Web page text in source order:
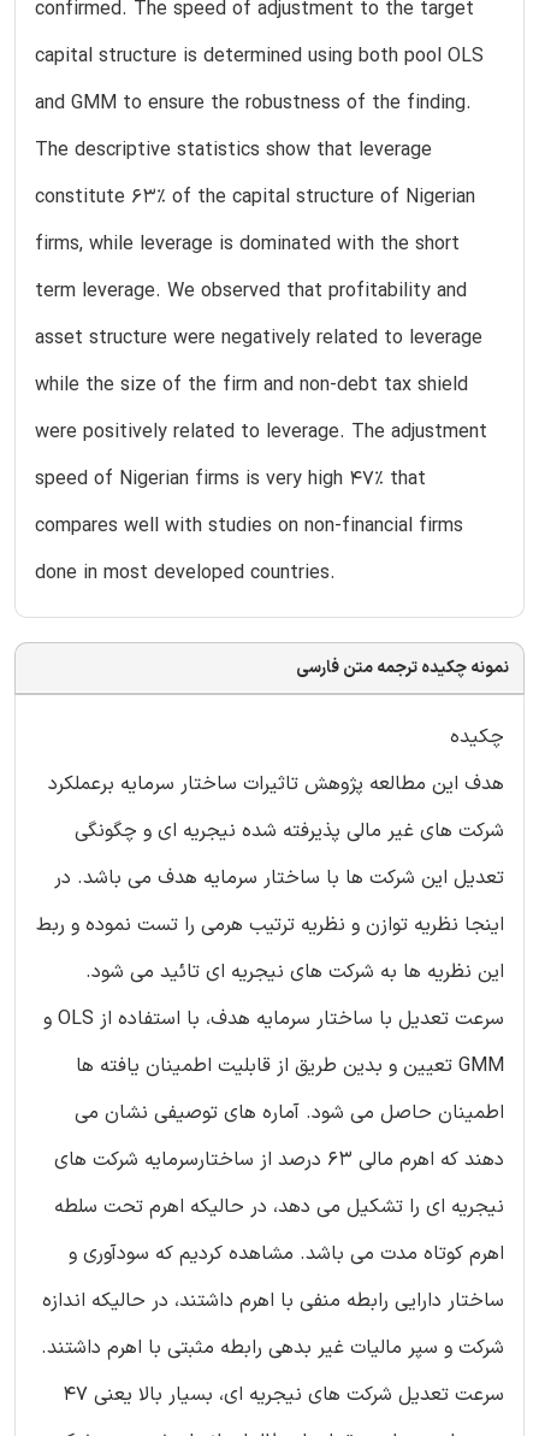
confirmed. The speed of adjustment to the target
capital structure is determined using both pool OLS
and GMM to ensure the robustness of the finding.
The descriptive statistics show that leverage
constitute 63% of the capital structure of Nigerian
firms, while leverage is dominated with the short
term leverage. We observed that profitability and
asset structure were negatively related to leverage
while the size of the firm and non-debt tax shield
were positively related to leverage. The adjustment
speed of Nigerian firms is very high 47% that
compares well with studies on non-financial firms
done in most developed countries.
نمونه چکیده ترجمه متن فارسی
چکیده
هدف این مطالعه پژوهش تاثیرات ساختار سرمایه برعملکرد
شرکت های غیر مالی پذیرفته شده نیجریه ای و چگونگی
تعدیل این شرکت ها با ساختار سرمایه هدف می باشد. در
اینجا نظریه توازن و نظریه ترتیب هرمی را تست نموده و ربط
این نظریه ها به شرکت های نیجریه ای تائید می شود.
سرعت تعدیل با ساختار سرمایه هدف، با استفاده از OLS و
GMM تعیین و بدین طریق از قابلیت اطمینان یافته ها
اطمینان حاصل می شود. آماره های توصیفی نشان می
دهند که اهرم مالی 63 درصد از ساختارسرمایه شرکت های
نیجریه ای را تشکیل می دهد، در حالیکه اهرم تحت سلطه
اهرم کوتاه مدت می باشد. مشاهده کردیم که سودآوری و
ساختار دارایی رابطه منفی با اهرم داشتند، در حالیکه اندازه
شرکت و سپر مالیات غیر بدهی رابطه مثبتی با اهرم داشتند.
سرعت تعدیل شرکت های نیجریه ای، بسیار بالا یعنی 47